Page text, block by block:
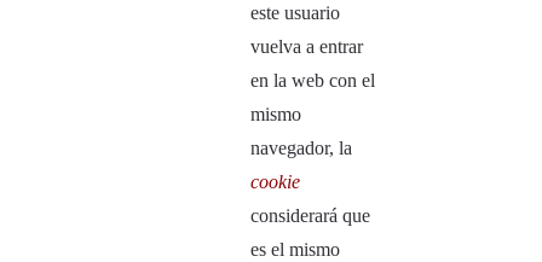
este usuario
vuelva a entrar
en la web con el
mismo
navegador, la
cookie
considerará que
es el mismo